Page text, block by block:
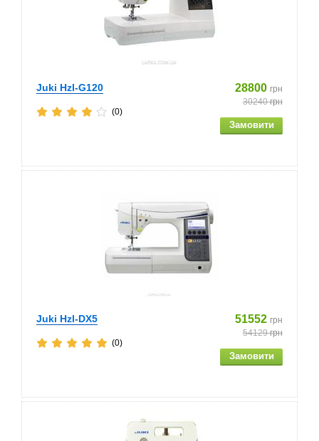
Juki Hzl-G120 28800 грн
30240грн
(0)
Juki Hzl-DX5 51552 грн
54129грн
(0)